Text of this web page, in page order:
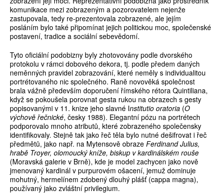
komunikace mezi zobrazeným a pozorovatelem nejenže
zastupovala, tedy re-prezentovala zobrazené, ale jejím
posláním bylo také připomínat jejich politickou moc, společenské
postavení, tradice a sociální sebevědomí.
Tyto oficiální podobizny byly zhotovovány podle dvorského
protokolu v rámci dobového dekora, tj. podle předem daných
neměnných pravidel zobrazování, které neměly s individualitou
portrétovaného nic společného. Raně novověká společnost
brala vážně především doporučení římského rétora Quintiliana,
když se pokoušela porovnat gesta rukou na obrazech s gesty
popisovanými v 11. knize jeho slavné Institutio oratoria (O
výchově řečnické, česky 1988). Elegantní pózu na portrétech
podporovalo mnoho atributů, které zobrazeného společensky
identifikovaly. Stejně tak jako řeč těla bylo nutné dešifrovat i řeč
předmětů, jako např. na Mytensově obraze Ferdinand Julius,
hrabě Troyer, olomoucký kníže, biskup v kardinálském rouše
(Moravská galerie v Brně), kde je model zachycen jako nově
jmenovaný kardinál v purpurovém ošacení, jemuž dominuje
mohutný, hermelínem zdobený dlouhý plášť (cappa magna),
používaný jako zvláštní privilegium.